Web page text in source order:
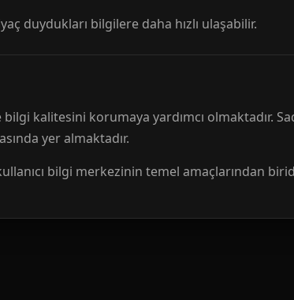
duydukları bilgilere daha hızlı ulaşabilir.
kalitesini korumaya yardımcı olmaktadır.
yer almaktadır.
bilgi merkezinin temel amaçlarından